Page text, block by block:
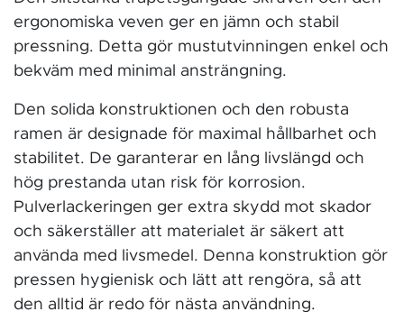
ergonomiska veven ger en jämn och stabil
pressning. Detta gör mustutvinningen enkel och
bekväm med minimal ansträngning.
Den solida konstruktionen och den robusta
ramen är designade för maximal hållbarhet och
stabilitet. De garanterar en lång livslängd och
hög prestanda utan risk för korrosion.
Pulverlackeringen ger extra skydd mot skador
och säkerställer att materialet är säkert att
använda med livsmedel. Denna konstruktion gör
pressen hygienisk och lätt att rengöra, så att
den alltid är redo för nästa användning.